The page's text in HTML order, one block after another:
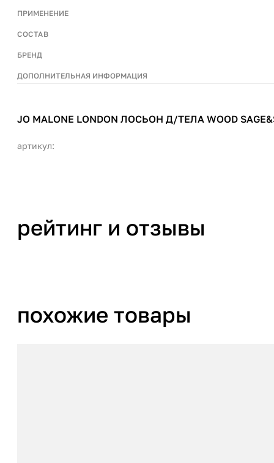
Salt
lotion
250ml
ПРИМЕНЕНИЕ
СОСТАВ
БРЕНД
ДОПОЛНИТЕЛЬНАЯ ИНФОРМАЦИЯ
JO MALONE LONDON ЛОСЬОН Д/ТЕЛА WOOD
артикул:
рейтинг и отзывы
похожие товары